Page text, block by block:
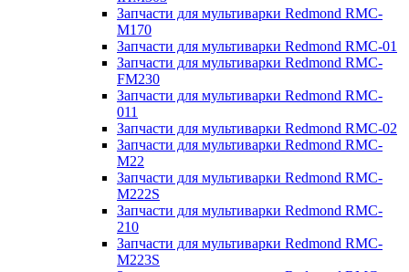
Запчасти для мультиварки Redmond RMC-
M170
Запчасти для мультиварки Redmond RMC-01
Запчасти для мультиварки Redmond RMC-
FM230
Запчасти для мультиварки Redmond RMC-
011
Запчасти для мультиварки Redmond RMC-02
Запчасти для мультиварки Redmond RMC-
M22
Запчасти для мультиварки Redmond RMC-
M222S
Запчасти для мультиварки Redmond RMC-
210
Запчасти для мультиварки Redmond RMC-
M223S